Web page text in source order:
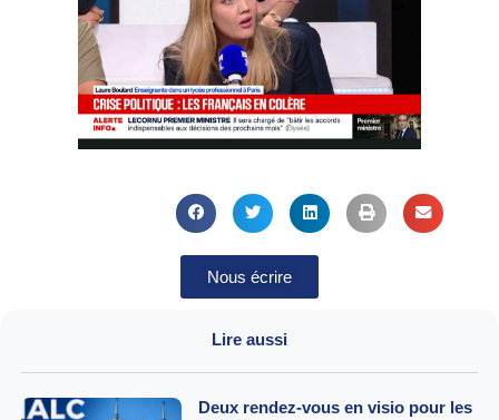
Nous écrire
Lire aussi
Deux rendez-vous en visio pour les